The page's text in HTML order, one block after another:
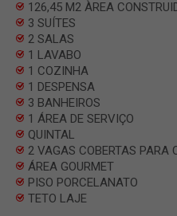
126,45 M2 ÀREA
3 SUÍTES
2 SALAS
1 LAVABO
1 COZINHA
1 DESPENSA
3 BANHEIROS
1 ÁREA DE SERVIÇO
QUINTAL
2 VAGAS COBERTAS PARA
ÁREA GOURMET
PISO PORCELANATO
TETO LAJE